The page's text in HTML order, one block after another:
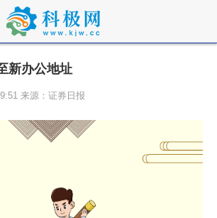
新办公地址
来源：证券日报